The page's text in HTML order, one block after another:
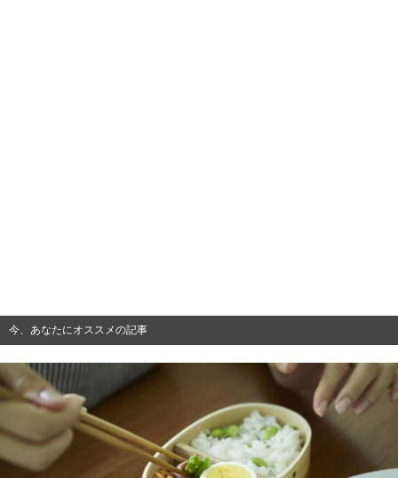
今、あなたにオススメの記事